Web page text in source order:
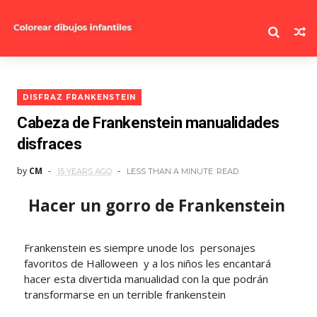
DISFRAZ FRANKENSTEIN
Cabeza de Frankenstein manualidades
disfraces
by CM 15 YEARS AGO LESS THAN A MINUTE READ
Hacer un gorro de Frankenstein
Frankenstein es siempre unode los personajes
favoritos de Halloween y a los niños les encantará
hacer esta divertida manualidad con la que podrán
transformarse en un terrible frankenstein